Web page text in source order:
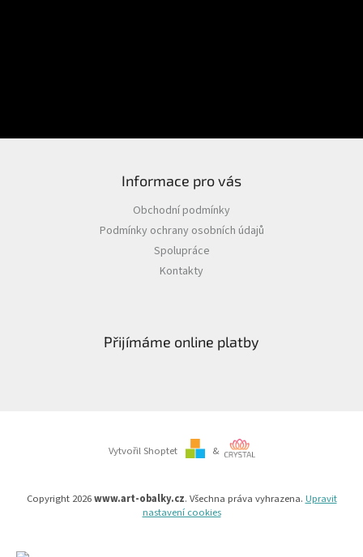
Informace pro vás
Obchodní podmínky
Podmínky ochrany osobních údajů
Spolupráce
Kontakty
Přijímáme online platby
Vytvořil Shoptet &
Copyright 2026www.art-obalky.cz. Všechna práva vyhrazena. Upravit
nastavení cookies